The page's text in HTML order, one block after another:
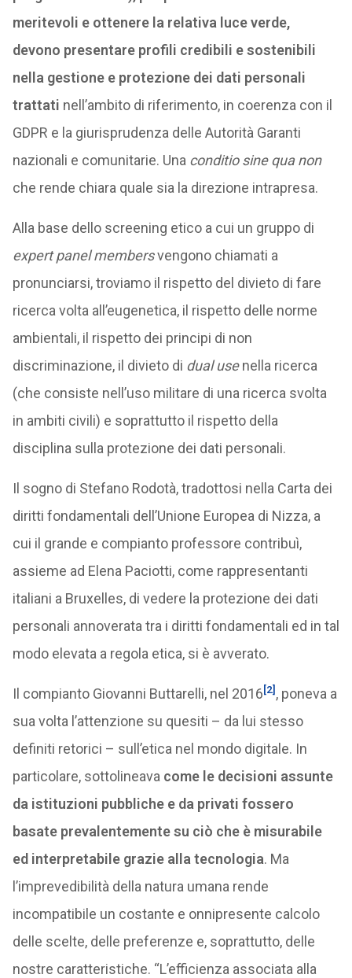
meritevoli e ottenere la relativa luce verde,
devono presentare profili credibili e sostenibili
nella gestione e protezione dei dati personali
trattati nell’ambito di riferimento, in coerenza con il
GDPR e la giurisprudenza delle Autorità Garanti
nazionali e comunitarie. Una conditio sine qua non
che rende chiara quale sia la direzione intrapresa.
Alla base dello screening etico a cui un gruppo di
expert panel membersvengono chiamati a
pronunciarsi, troviamo il rispetto del divieto di fare
ricerca volta all’eugenetica, il rispetto delle norme
ambientali, il rispetto dei principi di non
discriminazione, il divieto di dual usenella ricerca
(che consiste nell’uso militare di una ricerca svolta
in ambiti civili) e soprattutto il rispetto della
disciplina sulla protezione dei dati personali.
Il sogno di Stefano Rodotà, tradottosi nella Carta dei
diritti fondamentali dell’Unione Europea di Nizza, a
cui il grande e compianto professore contribuì,
assieme ad Elena Paciotti, come rappresentanti
italiani a Bruxelles, di vedere la protezione dei dati
personali annoverata tra i diritti fondamentali ed in tal
modo elevata a regola etica, si è avverato.
Il compianto Giovanni Buttarelli, nel 2016[2] , poneva a
sua volta l’attenzione su quesiti – da lui stesso
definiti retorici – sull’etica nel mondo digitale. In
particolare, sottolineava come le decisioni assunte
da istituzioni pubbliche e da privati fossero
basate prevalentemente su ciò che è misurabile
ed interpretabile grazie alla tecnologia. Ma
l’imprevedibilità della natura umana rende
incompatibile un costante e onnipresente calcolo
delle scelte, delle preferenze e, soprattutto, delle
nostre caratteristiche. “L’efficienza associata alla